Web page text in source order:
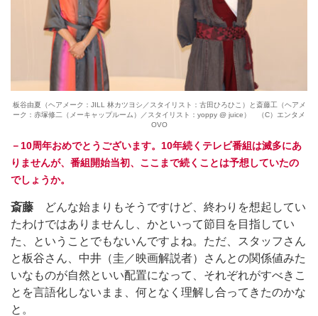
板谷由夏（ヘアメーク：JILL 林カツヨシ／スタイリスト：古田ひろひこ）と斎藤工（ヘアメ
ーク：赤塚修二（メーキャップルーム）／スタイリスト：yoppy @ juice） （C）エンタメ
OVO
－10周年おめでとうございます。10年続くテレビ番組は滅多にあ
りませんが、番組開始当初、ここまで続くことは予想していたの
でしょうか。
斎藤 どんな始まりもそうですけど、終わりを想起してい
たわけではありませんし、かといって節目を目指してい
た、ということでもないんですよね。ただ、スタッフさん
と板谷さん、中井（圭／映画解説者）さんとの関係値みた
いなものが自然といい配置になって、それぞれがすべきこ
とを言語化しないまま、何となく理解し合ってきたのかな
と。